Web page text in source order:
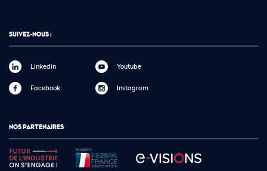
SUIVEZ-NOUS :
Linkedin
Facebook
Youtube
Instagram
NOS PARTENAIRES